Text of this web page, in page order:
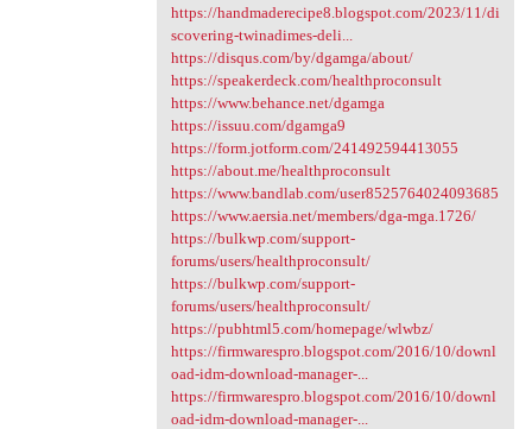
https://handmaderecipe8.blogspot.com/2023/11/di
scovering-twinadimes-deli...
https://disqus.com/by/dgamga/about/
https://speakerdeck.com/healthproconsult
https://www.behance.net/dgamga
https://issuu.com/dgamga9
https://form.jotform.com/241492594413055
https://about.me/healthproconsult
https://www.bandlab.com/user8525764024093685
https://www.aersia.net/members/dga-mga.1726/
https://bulkwp.com/support-
forums/users/healthproconsult/
https://bulkwp.com/support-
forums/users/healthproconsult/
https://pubhtml5.com/homepage/wlwbz/
https://firmwarespro.blogspot.com/2016/10/downl
oad-idm-download-manager-...
https://firmwarespro.blogspot.com/2016/10/downl
oad-idm-download-manager-...